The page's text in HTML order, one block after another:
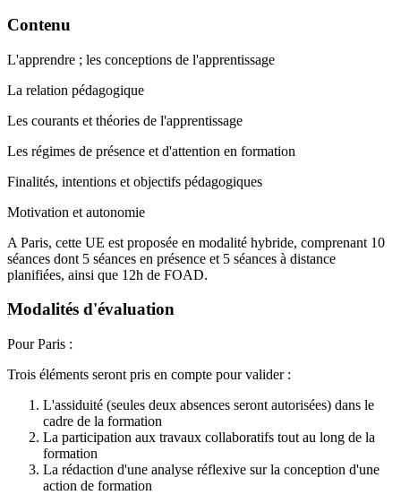
Contenu
L'apprendre ; les conceptions de l'apprentissage
La relation pédagogique
Les courants et théories de l'apprentissage
Les régimes de présence et d'attention en formation
Finalités, intentions et objectifs pédagogiques
Motivation et autonomie
A Paris, cette UE est proposée en modalité hybride, comprenant 10
séances dont 5 séances en présence et 5 séances à distance
planifiées, ainsi que 12h de FOAD.
Modalités d'évaluation
Pour Paris :
Trois éléments seront pris en compte pour valider :
L'assiduité (seules deux absences seront autorisées) dans le
cadre de la formation
La participation aux travaux collaboratifs tout au long de la
formation
La rédaction d'une analyse réflexive sur la conception d'une
action de formation